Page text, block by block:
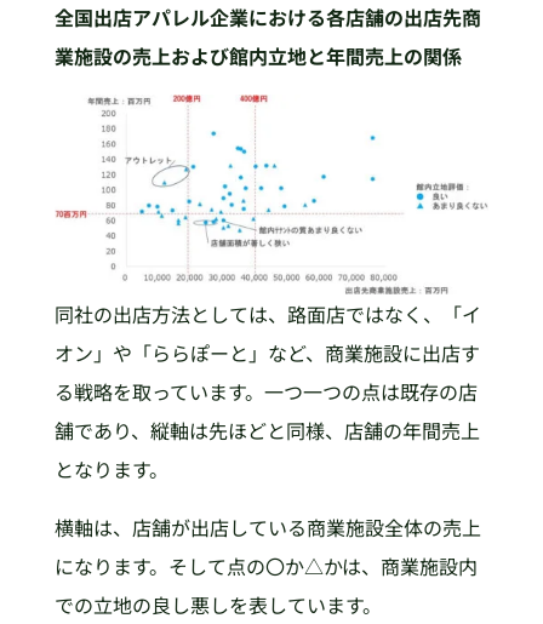
全国出店アパレル企業における各店舗の出店先商
業施設の売上および館内立地と年間売上の関係​
同社の出店方法としては、路面店ではなく、「イ
オン」や「ららぽーと」など、商業施設に出店す
る戦略を取っています。一つ一つの点は既存の店
舗であり、縦軸は先ほどと同様、店舗の年間売上
となります。
横軸は、店舗が出店している商業施設全体の売上
になります。そして点の〇か△かは、商業施設内
での立地の良し悪しを表しています。